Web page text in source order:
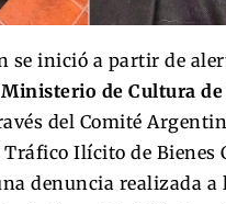
se inició a partir de
Ministerio de Cultura de
del Comité
Ilícito de Bienes
denuncia realizada a